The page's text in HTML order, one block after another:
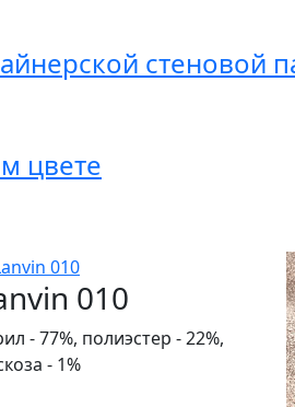
стеновой
цвете
010
- 77%, полиэстер - 22%,
- 1%